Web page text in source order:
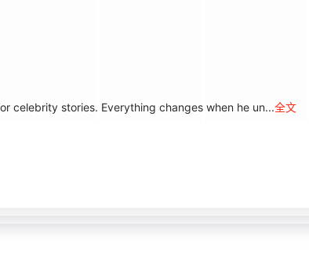
stories. Everything changes when he un...全文